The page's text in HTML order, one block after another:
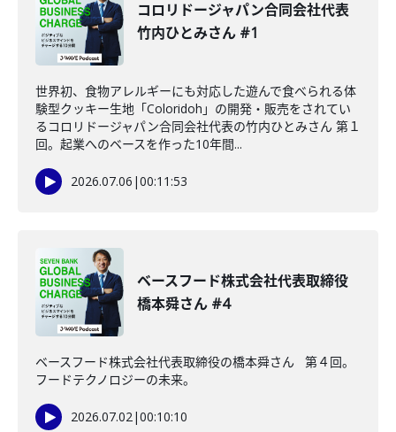
コロリドージャパン合同会社代表
竹内ひとみさん #1
世界初、食物アレルギーにも対応した遊んで食べられる体
験型クッキー生地「Coloridoh」の開発・販売をされてい
るコロリドージャパン合同会社代表の竹内ひとみさん 第１
回。起業へのベースを作った10年間...
2026.07.06 |00:11:53
ベースフード株式会社代表取締役
橋本舜さん #4
ベースフード株式会社代表取締役の橋本舜さん 第４回。
フードテクノロジーの未来。
2026.07.02|00:10:10